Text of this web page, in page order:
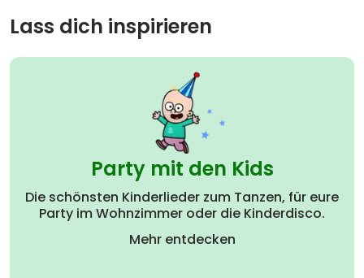
Lass dich inspirieren
Party mit den Kids
Die schönsten Kinderlieder zum Tanzen, für eure
Party im Wohnzimmer oder die Kinderdisco.
Mehr entdecken